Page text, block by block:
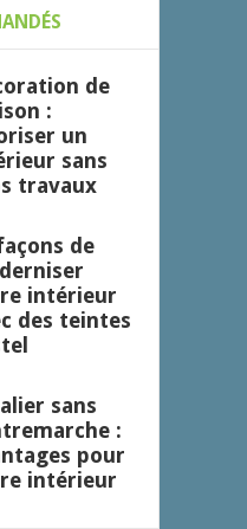
de
:
un
sans
travaux
de
intérieur
des teintes
sans
:
pour
intérieur